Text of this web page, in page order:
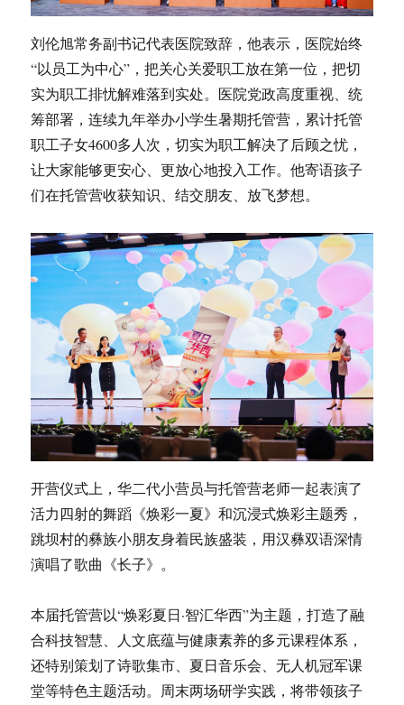
刘伦旭常务副书记代表医院致辞，他表示，医院始终
“以员工为中心”，把关心关爱职工放在第一位，把切
实为职工排忧解难落到实处。医院党政高度重视、统
筹部署，连续九年举办小学生暑期托管营，累计托管
职工子女4600多人次，切实为职工解决了后顾之忧，
让大家能够更安心、更放心地投入工作。他寄语孩子
们在托管营收获知识、结交朋友、放飞梦想。
开营仪式上，华二代小营员与托管营老师一起表演了
活力四射的舞蹈《焕彩一夏》和沉浸式焕彩主题秀，
跳坝村的彝族小朋友身着民族盛装，用汉彝双语深情
演唱了歌曲《长子》。
本届托管营以“焕彩夏日·智汇华西”为主题，打造了融
合科技智慧、人文底蕴与健康素养的多元课程体系，
还特别策划了诗歌集市、夏日音乐会、无人机冠军课
堂等特色主题活动。周末两场研学实践，将带领孩子